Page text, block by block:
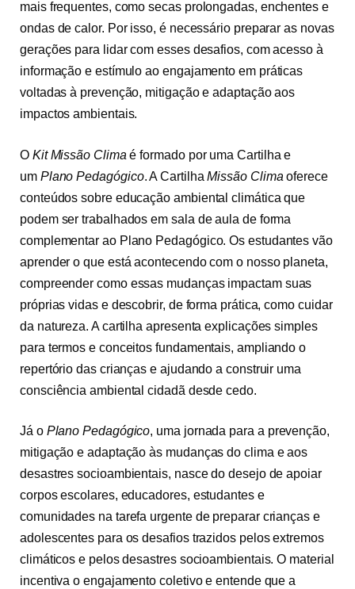
mais frequentes, como secas prolongadas, enchentes e
ondas de calor. Por isso, é necessário preparar as novas
gerações para lidar com esses desafios, com acesso à
informação e estímulo ao engajamento em práticas
voltadas à prevenção, mitigação e adaptação aos
impactos ambientais.
O Kit Missão Clima é formado por uma Cartilha e
um Plano Pedagógico. A CartilhaMissão Clima oferece
conteúdos sobre educação ambiental climática que
podem ser trabalhados em sala de aula de forma
complementar ao Plano Pedagógico. Os estudantes vão
aprender o que está acontecendo com o nosso planeta,
compreender como essas mudanças impactam suas
próprias vidas e descobrir, de forma prática, como cuidar
da natureza. A cartilha apresenta explicações simples
para termos e conceitos fundamentais, ampliando o
repertório das crianças e ajudando a construir uma
consciência ambiental cidadã desde cedo.
Já o Plano Pedagógico, uma jornada para a prevenção,
mitigação e adaptação às mudanças do clima e aos
desastres socioambientais, nasce do desejo de apoiar
corpos escolares, educadores, estudantes e
comunidades na tarefa urgente de preparar crianças e
adolescentes para os desafios trazidos pelos extremos
climáticos e pelos desastres socioambientais. O material
incentiva o engajamento coletivo e entende que a